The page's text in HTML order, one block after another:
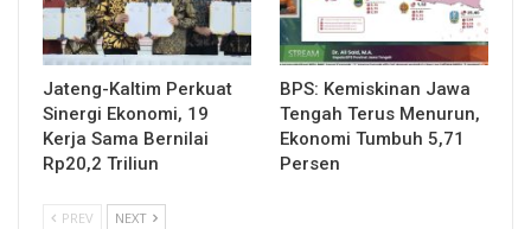
Jateng-Kaltim Perkuat
Sinergi Ekonomi, 19
Kerja Sama Bernilai
Rp20,2 Triliun
BPS: Kemiskinan Jawa
Tengah Terus Menurun,
Ekonomi Tumbuh 5,71
Persen
PREV NEXT